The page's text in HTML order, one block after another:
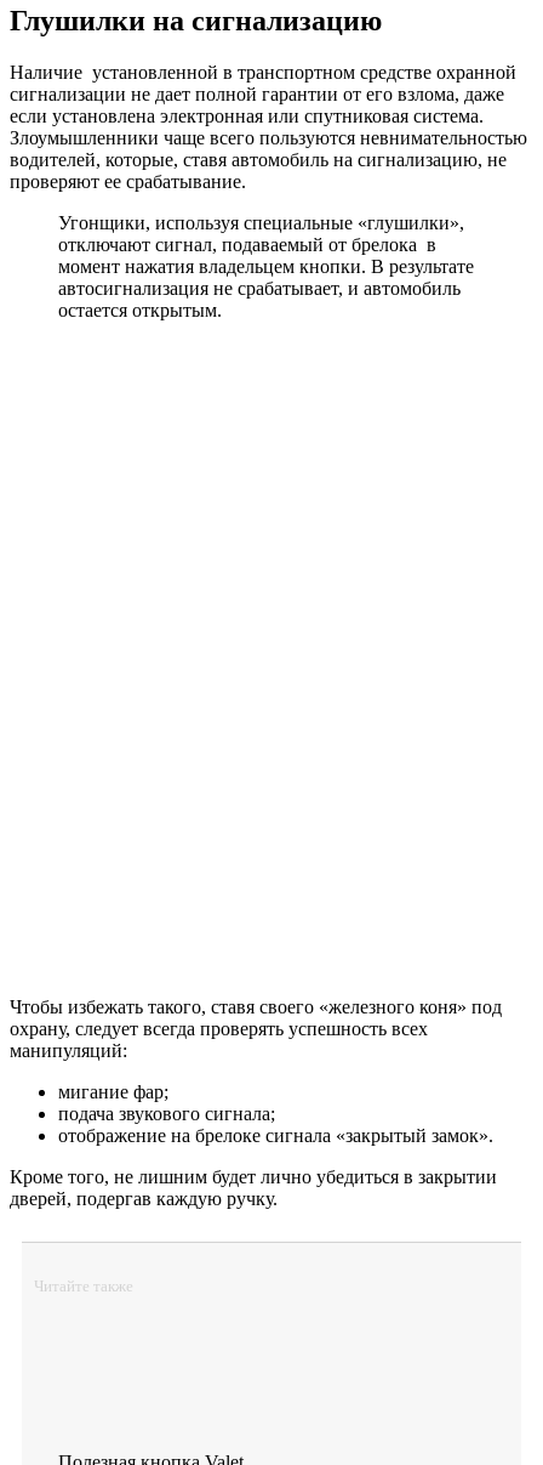
Глушилки на сигнализацию
Наличие установленной в транспортном средстве охранной
сигнализации не дает полной гарантии от его взлома, даже
если установлена электронная или спутниковая система.
Злоумышленники чаще всего пользуются невнимательностью
водителей, которые, ставя автомобиль на сигнализацию, не
проверяют ее срабатывание.
Угонщики, используя специальные «глушилки»,
отключают сигнал, подаваемый от брелока в
момент нажатия владельцем кнопки. В результате
автосигнализация не срабатывает, и автомобиль
остается открытым.
Чтобы избежать такого, ставя своего «железного коня» под
охрану, следует всегда проверять успешность всех
манипуляций:
мигание фар;
подача звукового сигнала;
отображение на брелоке сигнала «закрытый замок».
Кроме того, не лишним будет лично убедиться в закрытии
дверей, подергав каждую ручку.
Читайте также